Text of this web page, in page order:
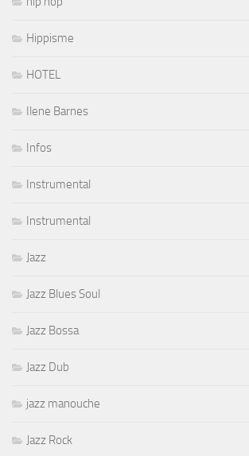
Hippisme
HOTEL
Ilene Barnes
Infos
Instrumental
Instrumental
Jazz
Jazz Blues Soul
Jazz Bossa
Jazz Dub
jazz manouche
Jazz Rock